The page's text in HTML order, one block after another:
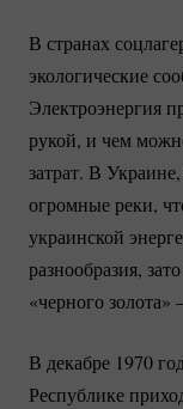
В странах
экологические
Электроэнергия
рукой, и чем
затрат. В
огромные реки,
украинской
разнообразия,
«черного золота»
В декабре 1970
Республике